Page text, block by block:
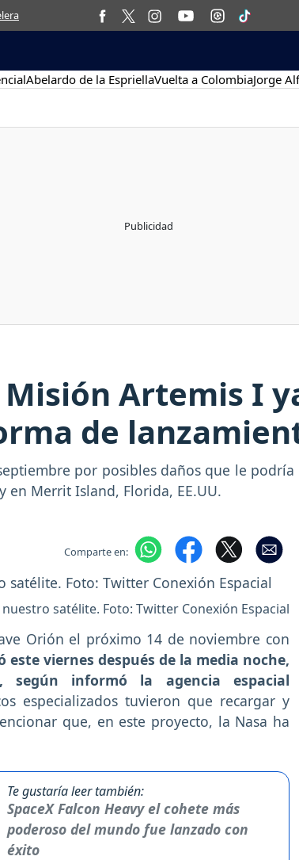
Abelardo de la EspriellaVuelta a ColombiaJorge
Misión Artemis I
de
por posibles daños que le
en Merrit Island, Florida, EE.UU.
Comparte en:
satélite. Foto: Twitter Conexión Espacial
Orión el próximo 14 de noviembre con
este viernes después de la media noche,
según informó la agencia espacial
especializados tuvieron que recargar y
que, en este proyecto, la Nasa ha
Te gustaría leer también:
SpaceX Falcon Heavy el cohete más
poderoso del mundo fue lanzado con
éxito